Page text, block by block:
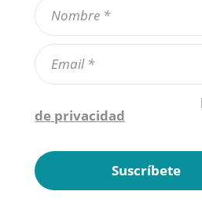
de privacidad